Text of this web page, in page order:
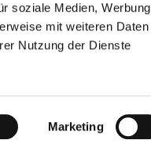
soziale Medien, Werbung
mit weiteren Daten
Nutzung der Dienste
Marketing
der Stadt Neuwied